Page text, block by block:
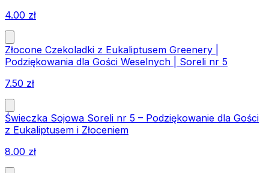
4.00 zł
Złocone Czekoladki z Eukaliptusem Greenery |
Podziękowania dla Gości Weselnych | Soreli nr 5
7.50 zł
Świeczka Sojowa Soreli nr 5 – Podziękowanie dla Gości
z Eukaliptusem i Złoceniem
8.00 zł